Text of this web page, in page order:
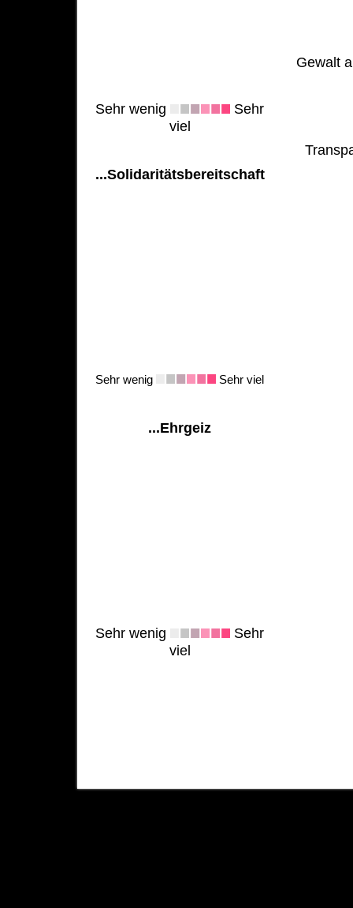
Sehr wenig
Sehr
viel
...Solidaritätsbereitschaft
Sehr wenig Sehr viel
...Ehrgeiz
Sehr wenig
Sehr
viel
Gewalt